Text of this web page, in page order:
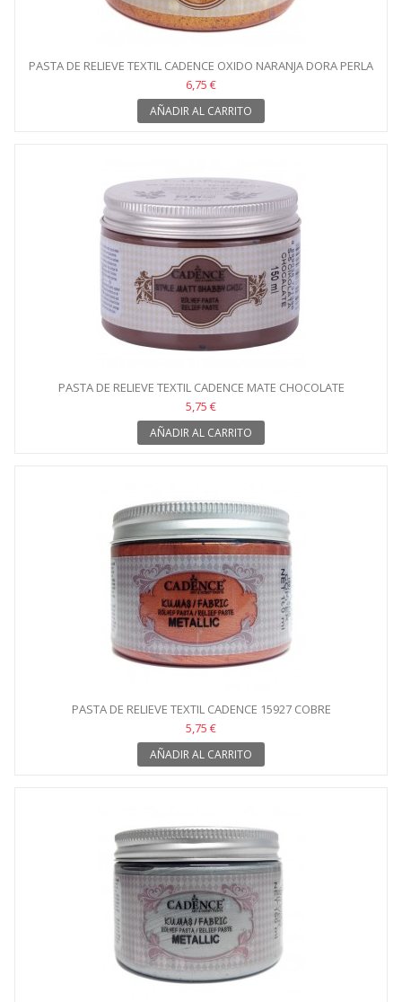
PASTA DE RELIEVE TEXTIL CADENCE OXIDO NARANJA DORA PERLA
6,75 €
AÑADIR AL CARRITO
PASTA DE RELIEVE TEXTIL CADENCE MATE CHOCOLATE
5,75 €
AÑADIR AL CARRITO
PASTA DE RELIEVE TEXTIL CADENCE 15927 COBRE
5,75 €
AÑADIR AL CARRITO